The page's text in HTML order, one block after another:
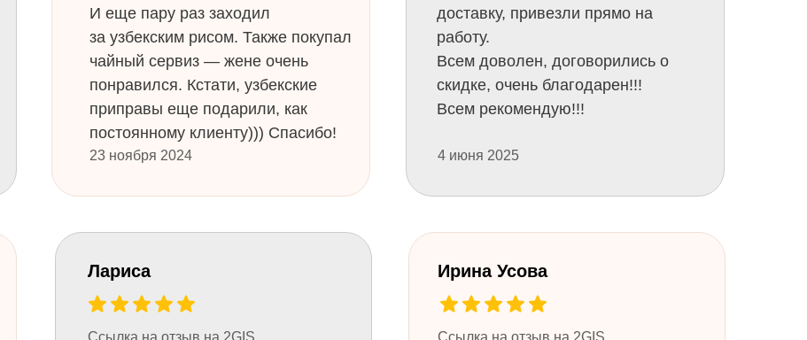
И еще пару раз заходил
за узбекским рисом. Также покупал
чайный сервиз — жене очень
понравился. Кстати, узбекские
приправы еще подарили, как
постоянному клиенту))) Спасибо!
доставку, привезли прямо на
работу.
Всем доволен, договорились о
скидке, очень благодарен!!!
Всем рекомендую!!!
Ссылка на отзыв на 2GIS Ссылка на отзыв на 2GIS
Лариса Ирина Усова
23 ноября 2024 4 июня 2025